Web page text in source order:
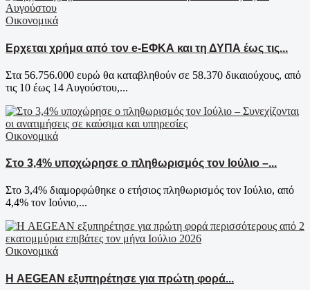
Οικονομικά
Ερχεται χρήμα από τον e-ΕΦΚΑ και τη ΔΥΠΑ έως τις...
Στα 56.756.000 ευρώ θα καταβληθούν σε 58.370 δικαιούχους, από
τις 10 έως 14 Αυγούστου,...
Οικονομικά
Στο 3,4% υποχώρησε ο πληθωρισμός τον Ιούλιο –...
Στο 3,4% διαμορφώθηκε ο ετήσιος πληθωρισμός τον Ιούλιο, από
4,4% τον Ιούνιο,...
Οικονομικά
Η AEGEAN εξυπηρέτησε για πρώτη φορά...